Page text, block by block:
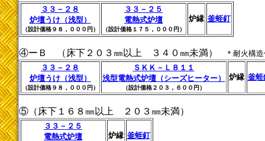
３３－２８
炉壇うけ（浅型）
（設計価格９８，０００円）
３３－２５
電熱式炉壇
（設計価格１７５，０００円）
炉縁 釜蛭釘
④ーＢ （床下２０３㎜以上 ３４０㎜未満）
＊耐火構造
３３－２８
炉壇うけ（浅型）
（設計価格９８，０００円）
ＳＫＫ－Ｌ８１１
浅型電熱式炉壇（シーズヒーター）
（設計価格２０３，６００円）
炉縁 釜蛭
⑤（床下１６８㎜以上 ２０３㎜未満）
３３－２５
電熱式炉壇
炉縁 釜蛭釘